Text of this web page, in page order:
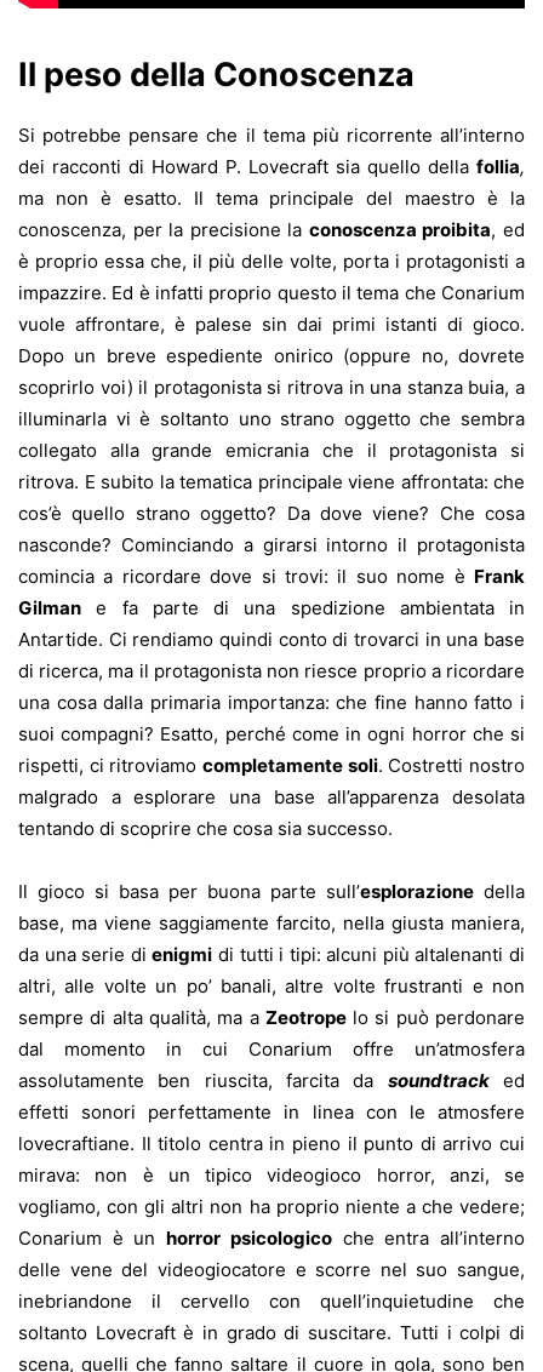
Il peso della Conoscenza
Si potrebbe pensare che il tema più ricorrente all’interno
dei racconti di Howard P. Lovecraft sia quello della follia,
ma non è esatto. Il tema principale del maestro è la
conoscenza, per la precisione la conoscenza proibita, ed
è proprio essa che, il più delle volte, porta i protagonisti a
impazzire. Ed è infatti proprio questo il tema che Conarium
vuole affrontare, è palese sin dai primi istanti di gioco.
Dopo un breve espediente onirico (oppure no, dovrete
scoprirlo voi) il protagonista si ritrova in una stanza buia, a
illuminarla vi è soltanto uno strano oggetto che sembra
collegato alla grande emicrania che il protagonista si
ritrova. E subito la tematica principale viene affrontata: che
cos’è quello strano oggetto? Da dove viene? Che cosa
nasconde? Cominciando a girarsi intorno il protagonista
comincia a ricordare dove si trovi: il suo nome è Frank
Gilman e fa parte di una spedizione ambientata in
Antartide. Ci rendiamo quindi conto di trovarci in una base
di ricerca, ma il protagonista non riesce proprio a ricordare
una cosa dalla primaria importanza: che fine hanno fatto i
suoi compagni? Esatto, perché come in ogni horror che si
rispetti, ci ritroviamo completamente soli. Costretti nostro
malgrado a esplorare una base all’apparenza desolata
tentando di scoprire che cosa sia successo.
Il gioco si basa per buona parte sull’esplorazione della
base, ma viene saggiamente farcito, nella giusta maniera,
da una serie dienigmi di tutti i tipi: alcuni più altalenanti di
altri, alle volte un po’ banali, altre volte frustranti e non
sempre di alta qualità, ma a Zeotropelo si può perdonare
dal momento in cui Conarium offre un’atmosfera
assolutamente ben riuscita, farcita da soundtracked
effetti sonori perfettamente in linea con le atmosfere
lovecraftiane. Il titolo centra in pieno il punto di arrivo cui
mirava: non è un tipico videogioco horror, anzi, se
vogliamo, con gli altri non ha proprio niente a che vedere;
Conarium è unhorror psicologicoche entra all’interno
delle vene del videogiocatore e scorre nel suo sangue,
inebriandone il cervello con quell’inquietudine che
soltanto Lovecraft è in grado di suscitare. Tutti i colpi di
scena, quelli che fanno saltare il cuore in gola, sono ben